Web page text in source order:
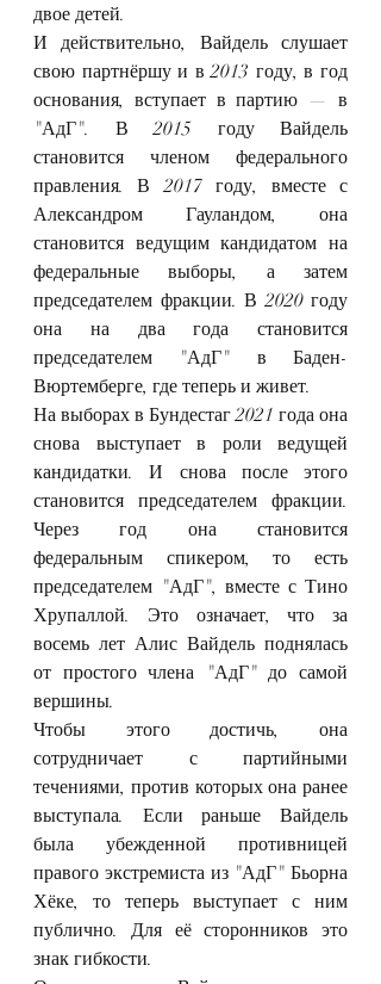
двое детей.
И действительно, Вайдель слушает
свою партнёршу и в 2013 году, в год
основания, вступает в партию — в
"АдГ". В 2015 году Вайдель
становится членом федерального
правления. В 2017 году, вместе с
Александром Гауландом, она
становится ведущим кандидатом на
федеральные выборы, а затем
председателем фракции. В 2020 году
она на два года становится
председателем "АдГ" в Баден-
Вюртемберге, где теперь и живет.
На выборах в Бундестаг 2021 года она
снова выступает в роли ведущей
кандидатки. И снова после этого
становится председателем фракции.
Через год она становится
федеральным спикером, то есть
председателем "АдГ", вместе с Тино
Хрупаллой. Это означает, что за
восемь лет Алис Вайдель поднялась
от простого члена "АдГ" до самой
вершины.
Чтобы этого достичь, она
сотрудничает с партийными
течениями, против которых она ранее
выступала. Если раньше Вайдель
была убежденной противницей
правого экстремиста из "АдГ" Бьорна
Хёке, то теперь выступает с ним
публично. Для её сторонников это
знак гибкости.